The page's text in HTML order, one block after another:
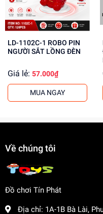
Giúp trẻ em học tập
Mua ngay Túi Bảng Xóa
chúng tôi cung cấp giá sỉ
LD-1102C-1 ROBO PIN
NGƯỜI SẮT LỒNG ĐÈN
Giá lẻ: 57.000₫
MUA NGAY
Về chúng tôi
Đồ chơi Tín Phát
Địa chỉ: 1A-1B Bà Lài,